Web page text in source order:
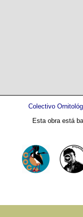
Colectivo
Esta obra está